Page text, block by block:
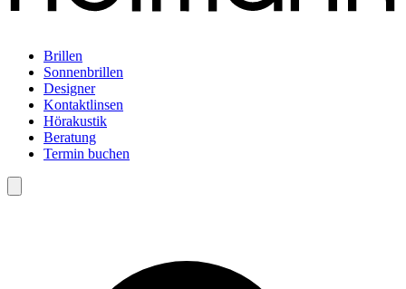
Brillen
Sonnenbrillen
Designer
Kontaktlinsen
Hörakustik
Beratung
Termin buchen